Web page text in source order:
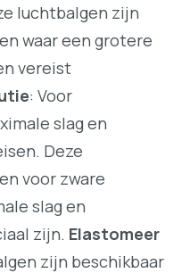
luchtbalgen zijn
waar een grotere
vereist
: Voor
slag en
Deze
voor zware
slag en
zijn. Elastomeer
zijn beschikbaar